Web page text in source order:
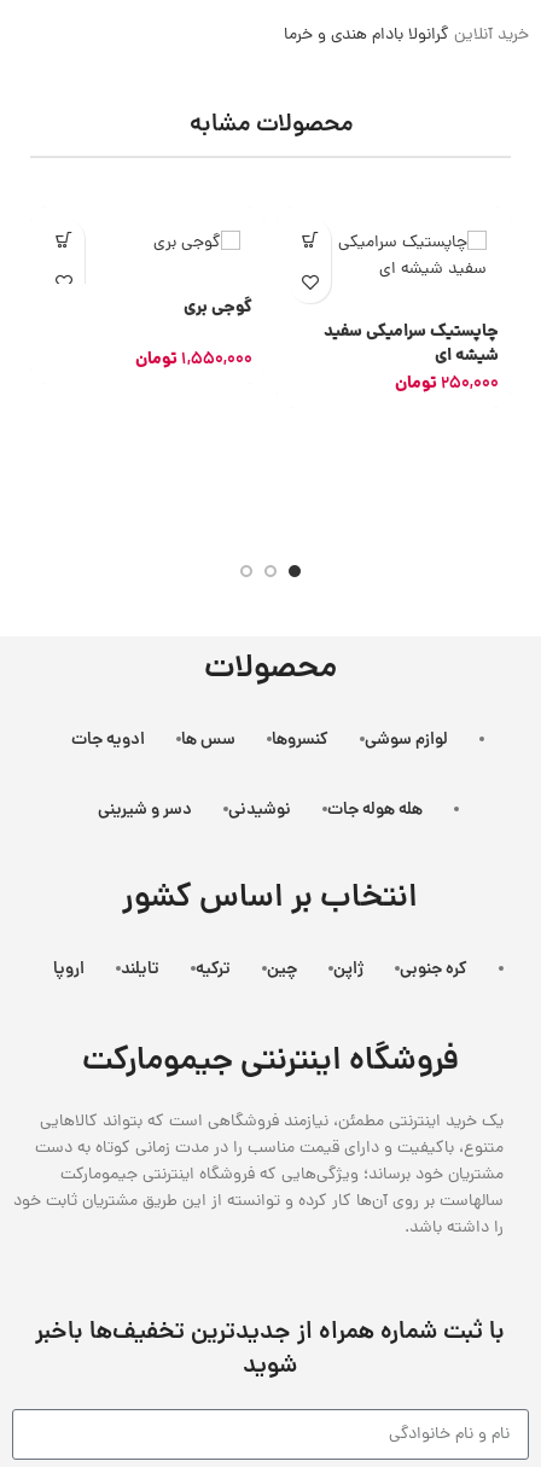
خرید آنلاین گرانولا بادام هندی و خرما
محصولات مشابه
چاپستیک سرامیکی سفید
شیشه ای
250,000تومان
گوجی بری
1,550,000تومان
محصولات
لوازم سوشی کنسروها سس ها ادویه جات
هله هوله جات نوشیدنی دسر و شیرینی
انتخاب بر اساس کشور
کره جنوبی ژاپن چین ترکیه تایلند اروپا
فروشگاه اینترنتی جیمومارکت
یک خرید اینترنتی مطمئن، نیازمند فروشگاهی است که بتواند کالاهایی
متنوع، باکیفیت و دارای قیمت مناسب را در مدت زمانی کوتاه به دست
مشتریان خود برساند؛ ویژگی‌هایی که فروشگاه اینترنتی جیمومارکت
سالهاست بر روی آن‌ها کار کرده و توانسته از این طریق مشتریان ثابت خود
را داشته باشد.
با ثبت شماره همراه از جدید‌ترین تخفیف‌ها با‌خبر
شوید